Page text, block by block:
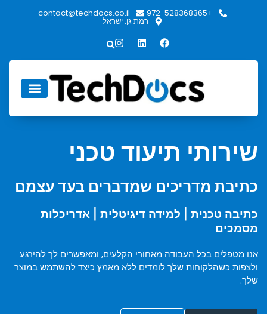
+972-528368365
contact@techdocs.co.il
רמת גן, ישראל
שירותי תיעוד טכני
כתיבת מדריכים שמדברים בעד עצמם
כתיבה טכנית | למידה דיגיטלית | אדריכלות
מסמכים
אנו מטפלים בכל העבודה מאחורי הקלעים, ומאפשרים לך להירגע
ולצפות כשהלקוחות שלך לומדים ללא מאמץ כיצד להשתמש במוצר
שלך.